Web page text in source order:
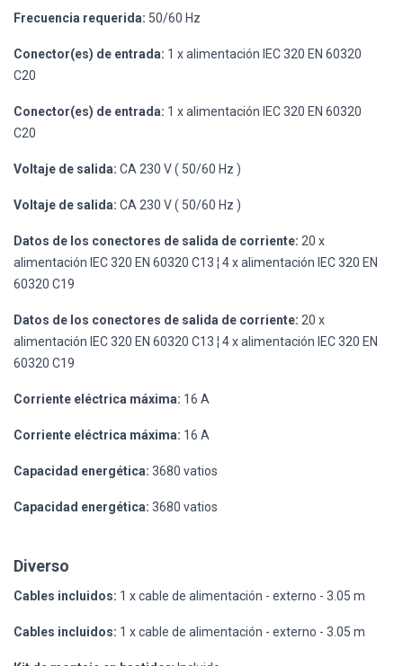
Frecuencia requerida: 50/60 Hz
Conector(es) de entrada: 1 x alimentación IEC 320 EN 60320
C20
Conector(es) de entrada: 1 x alimentación IEC 320 EN 60320
C20
Voltaje de salida: CA 230 V ( 50/60 Hz )
Voltaje de salida: CA 230 V ( 50/60 Hz )
Datos de los conectores de salida de corriente: 20 x
alimentación IEC 320 EN 60320 C13 ¦ 4 x alimentación IEC 320 EN
60320 C19
Datos de los conectores de salida de corriente: 20 x
alimentación IEC 320 EN 60320 C13 ¦ 4 x alimentación IEC 320 EN
60320 C19
Corriente eléctrica máxima: 16 A
Corriente eléctrica máxima: 16 A
Capacidad energética: 3680 vatios
Capacidad energética: 3680 vatios
Diverso
Cables incluidos: 1 x cable de alimentación - externo - 3.05 m
Cables incluidos: 1 x cable de alimentación - externo - 3.05 m